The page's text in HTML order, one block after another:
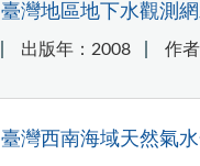
臺灣地區地下水觀測
出版年：2008 作
臺灣西南海域天然氣